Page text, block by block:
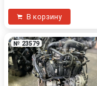
В корзину
№ 23579